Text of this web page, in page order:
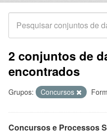
2 conjuntos de
encontrados
Grupos: Concursos
Concursos e Processos